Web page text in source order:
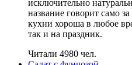
исключительно
название говорит само
кухни хороша в любое
так и на праздник.
Читали 4980 чел.